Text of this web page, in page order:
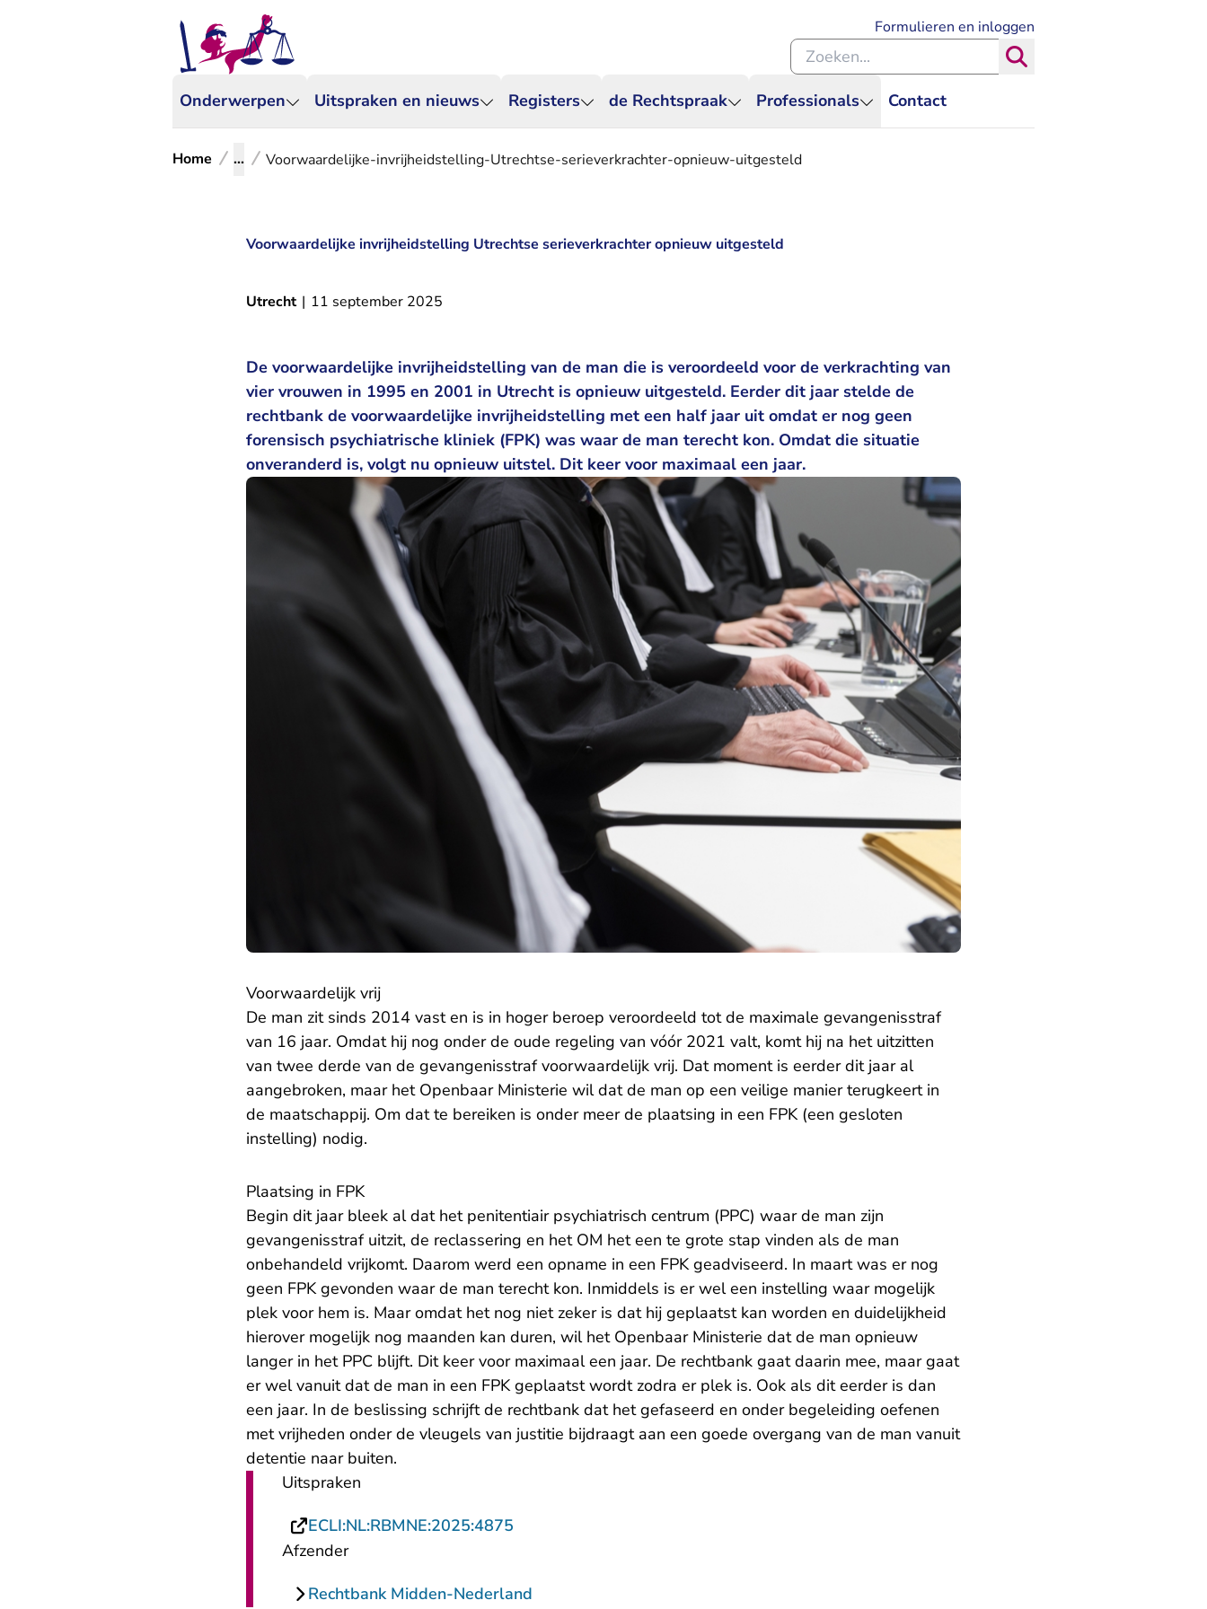
Onderwerpen Uitspraken en nieuws Registers de Rechtspraak Professionals Contact
Formulieren en inloggen
Zoeken binnen de Rechtspraak
Home ... Voorwaardelijke-invrijheidstelling-Utrechtse-serieverkrachter-opnieuw-uitgesteld
Voorwaardelijke invrijheidstelling Utrechtse serieverkrachter opnieuw uitgesteld
Utrecht | 11 september 2025
De voorwaardelijke invrijheidstelling van de man die is veroordeeld voor de verkrachting van
vier vrouwen in 1995 en 2001 in Utrecht is opnieuw uitgesteld. Eerder dit jaar stelde de
rechtbank de voorwaardelijke invrijheidstelling met een half jaar uit omdat er nog geen
forensisch psychiatrische kliniek (FPK) was waar de man terecht kon. Omdat die situatie
onveranderd is, volgt nu opnieuw uitstel. Dit keer voor maximaal een jaar.
Voorwaardelijk vrij
De man zit sinds 2014 vast en is in hoger beroep - U verlaat Rechtspraak.nl
veroordeeld tot de maximale gevangenisstraf
van 16 jaar. Omdat hij nog onder de oude regeling van vóór 2021 valt, komt hij na het uitzitten
van twee derde van de gevangenisstraf voorwaardelijk vrij. Dat moment is eerder dit jaar al
aangebroken, maar het Openbaar Ministerie wil dat de man op een veilige manier terugkeert in
de maatschappij. Om dat te bereiken is onder meer de plaatsing in een FPK (een gesloten
instelling) nodig.
Plaatsing in FPK
Begin dit jaar bleek al dat het penitentiair psychiatrisch centrum (PPC) waar de man zijn
gevangenisstraf uitzit, de reclassering en het OM het een te grote stap vinden als de man
onbehandeld vrijkomt. Daarom werd een opname in een FPK geadviseerd. In maart was er nog
geen FPK gevonden waar de man terecht kon. Inmiddels is er wel een instelling waar mogelijk
plek voor hem is. Maar omdat het nog niet zeker is dat hij geplaatst kan worden en duidelijkheid
hierover mogelijk nog maanden kan duren, wil het Openbaar Ministerie dat de man opnieuw
langer in het PPC blijft. Dit keer voor maximaal een jaar. De rechtbank gaat daarin mee, maar gaat
er wel vanuit dat de man in een FPK geplaatst wordt zodra er plek is. Ook als dit eerder is dan
een jaar. In de beslissing schrijft de rechtbank dat het gefaseerd en onder begeleiding oefenen
met vrijheden onder de vleugels van justitie bijdraagt aan een goede overgang van de man vanuit
detentie naar buiten.
Uitspraken
ECLI:NL:RBMNE:2025:4875
Afzender
Rechtbank Midden-Nederland